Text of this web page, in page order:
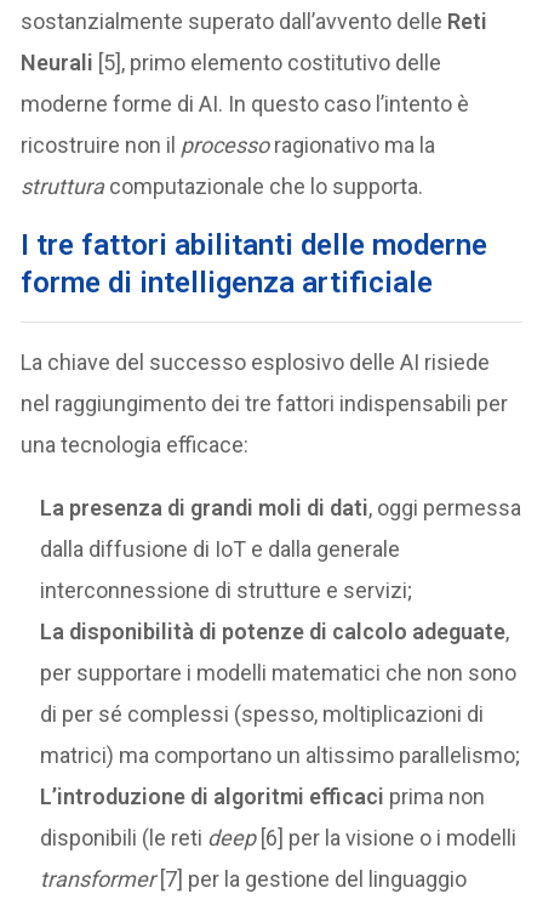
sostanzialmente superato dall’avvento delle Reti
Neurali [5], primo elemento costitutivo delle
moderne forme di AI. In questo caso l’intento è
ricostruire non il processoragionativo ma la
strutturacomputazionale che lo supporta.
I tre fattori abilitanti delle moderne
forme di intelligenza artificiale
La chiave del successo esplosivo delle AI risiede
nel raggiungimento dei tre fattori indispensabili per
una tecnologia efficace:
La presenza di grandi moli di dati, oggi permessa
dalla diffusione di IoT e dalla generale
interconnessione di strutture e servizi;
La disponibilità di potenze di calcolo adeguate,
per supportare i modelli matematici che non sono
di per sé complessi (spesso, moltiplicazioni di
matrici) ma comportano un altissimo parallelismo;
L’introduzione di algoritmi efficaci prima non
disponibili (le reti deep[6] per la visione o i modelli
transformer[7] per la gestione del linguaggio